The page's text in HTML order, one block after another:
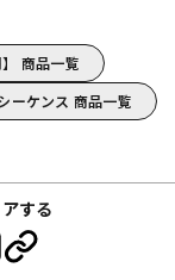
商品一覧
ーケンス 商品一覧
する